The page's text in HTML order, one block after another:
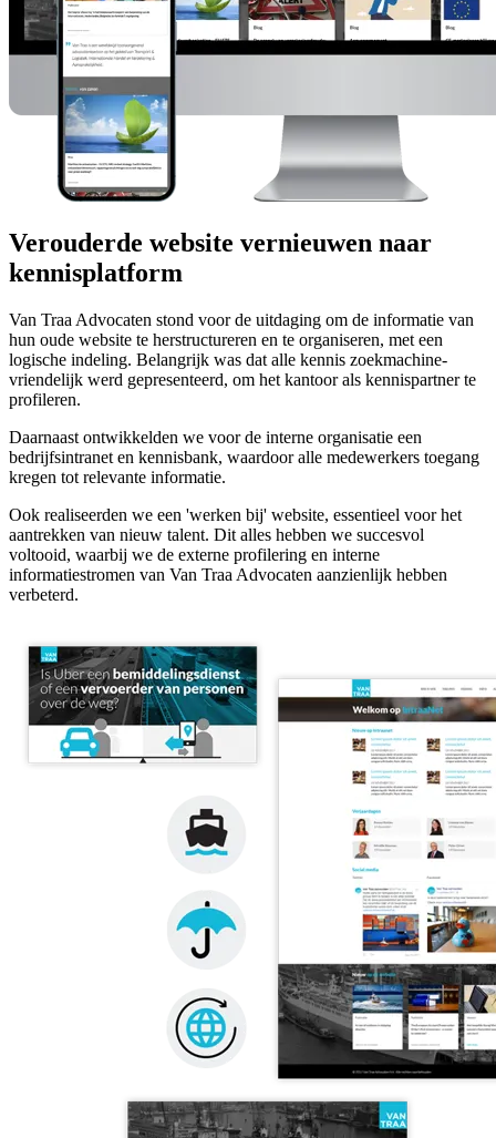
Verouderde website vernieuwen naar
kennisplatform
Van Traa Advocaten stond voor de uitdaging om de informatie van
hun oude website te herstructureren en te organiseren, met een
logische indeling. Belangrijk was dat alle kennis zoekmachine-
vriendelijk werd gepresenteerd, om het kantoor als kennispartner te
profileren.
Daarnaast ontwikkelden we voor de interne organisatie een
bedrijfsintranet en kennisbank, waardoor alle medewerkers toegang
kregen tot relevante informatie.
Ook realiseerden we een 'werken bij' website, essentieel voor het
aantrekken van nieuw talent. Dit alles hebben we succesvol
voltooid, waarbij we de externe profilering en interne
informatiestromen van Van Traa Advocaten aanzienlijk hebben
verbeterd.